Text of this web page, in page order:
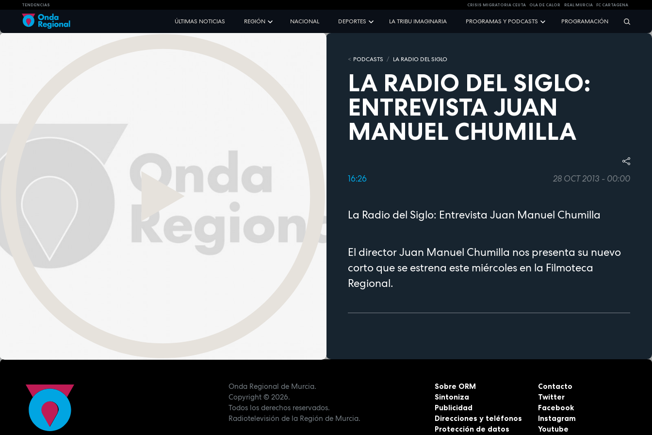
TENDENCIAS CRISIS MIGRATORIA CEUTA OLA DE CALOR REAL MURCIA FC CARTAGENA
ÚLTIMAS NOTICIAS REGIÓN NACIONAL DEPORTES LA TRIBU IMAGINARIA PROGRAMAS Y PODCASTS PROGRAMACIÓN
PODCASTS LA RADIO DEL SIGLO
LA RADIO DEL SIGLO:
ENTREVISTA JUAN
MANUEL CHUMILLA
16:26 28 OCT 2013 - 00:00
La Radio del Siglo: Entrevista Juan Manuel Chumilla
El director Juan Manuel Chumilla nos presenta su nuevo
corto que se estrena este miércoles en la Filmoteca
Regional.
Onda Regional de Murcia.
Copyright© 2026.
Todos los derechos reservados.
Radiotelevisión de la Región de Murcia.
Sobre ORM
Sintoniza
Publicidad
Direcciones y teléfonos
Protección de datos
Contacto
Twitter
Facebook
Instagram
Youtube